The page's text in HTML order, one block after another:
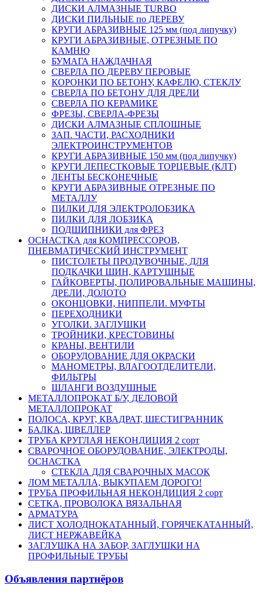
ДИСКИ АЛМАЗНЫЕ TURBO
ДИСКИ ПИЛЬНЫЕ по ДЕРЕВУ
КРУГИ АБРАЗИВНЫЕ 125 мм (под липучку)
КРУГИ АБРАЗИВНЫЕ, ОТРЕЗНЫЕ ПО
КАМНЮ
БУМАГА НАЖДАЧНАЯ
СВЕРЛА ПО ДЕРЕВУ ПЕРОВЫЕ
КОРОНКИ ПО БЕТОНУ, КАФЕЛЮ, СТЕКЛУ
СВЕРЛА ПО БЕТОНУ ДЛЯ ДРЕЛИ
СВЕРЛА ПО КЕРАМИКЕ
ФРЕЗЫ, СВЕРЛА-ФРЕЗЫ
ДИСКИ АЛМАЗНЫЕ СПЛОШНЫЕ
ЗАП. ЧАСТИ, РАСХОДНИКИ
ЭЛЕКТРОИНСТРУМЕНТОВ
КРУГИ АБРАЗИВНЫЕ 150 мм (под липучку)
КРУГИ ЛЕПЕСТКОВЫЕ ТОРЦЕВЫЕ (КЛТ)
ЛЕНТЫ БЕСКОНЕЧНЫЕ
КРУГИ АБРАЗИВНЫЕ ОТРЕЗНЫЕ ПО
МЕТАЛЛУ
ПИЛКИ ДЛЯ ЭЛЕКТРОЛОБЗИКА
ПИЛКИ ДЛЯ ЛОБЗИКА
ПОДШИПНИКИ для ФРЕЗ
ОСНАСТКА для КОМПРЕССОРОВ,
ПНЕВМАТИЧЕСКИЙ ИНСТРУМЕНТ
ПИСТОЛЕТЫ ПРОДУВОЧНЫЕ, ДЛЯ
ПОДКАЧКИ ШИН, КАРТУШНЫЕ
ГАЙКОВЕРТЫ, ПОЛИРОВАЛЬНЫЕ МАШИНЫ,
ДРЕЛИ, ДОЛОТО
ОКОНЦОВКИ, НИППЕЛИ. МУФТЫ
ПЕРЕХОДНИКИ
УГОЛКИ. ЗАГЛУШКИ
ТРОЙНИКИ, КРЕСТОВИНЫ
КРАНЫ, ВЕНТИЛИ
ОБОРУДОВАНИЕ ДЛЯ ОКРАСКИ
МАНОМЕТРЫ, ВЛАГООТДЕЛИТЕЛИ,
ФИЛЬТРЫ
ШЛАНГИ ВОЗДУШНЫЕ
МЕТАЛЛОПРОКАТ Б/У, ДЕЛОВОЙ
МЕТАЛЛОПРОКАТ
ПОЛОСА, КРУГ, КВАДРАТ, ШЕСТИГРАННИК
БАЛКА, ШВЕЛЛЕР
ТРУБА КРУГЛАЯ НЕКОНДИЦИЯ 2 сорт
СВАРОЧНОЕ ОБОРУДОВАНИЕ, ЭЛЕКТРОДЫ,
ОСНАСТКА
СТЕКЛА ДЛЯ СВАРОЧНЫХ МАСОК
ЛОМ МЕТАЛЛА, ВЫКУПАЕМ ДОРОГО!
ТРУБА ПРОФИЛЬНАЯ НЕКОНДИЦИЯ 2 сорт
СЕТКА, ПРОВОЛОКА ВЯЗАЛЬНАЯ
АРМАТУРА
ЛИСТ ХОЛОДНОКАТАННЫЙ, ГОРЯЧЕКАТАННЫЙ,
ЛИСТ НЕРЖАВЕЙКА
ЗАГЛУШКА НА ЗАБОР, ЗАГЛУШКИ НА
ПРОФИЛЬНЫЕ ТРУБЫ
Объявления партнёров